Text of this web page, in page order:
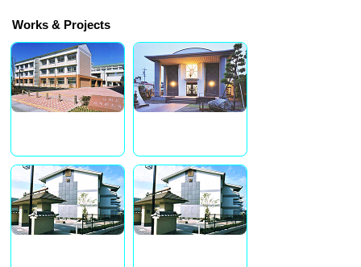
Works & Projects